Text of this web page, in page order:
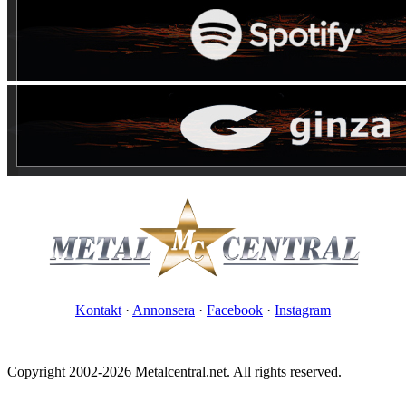
Kontakt · Annonsera · Facebook · Instagram
Copyright 2002-2026 Metalcentral.net. All rights reserved.